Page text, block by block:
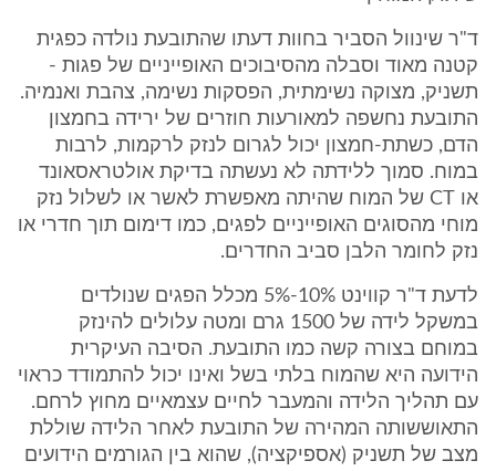
ד"ר שינוול הסביר בחוות דעתו שהתובעת נולדה כפגית
קטנה מאוד וסבלה מהסיבוכים האופייניים של פגות -
תשניק, מצוקה נשימתית, הפסקות נשימה, צהבת ואנמיה.
התובעת נחשפה למאורעות חוזרים של ירידה בחמצון
הדם, כשתת-חמצון יכול לגרום לנזק לרקמות, לרבות
במוח. סמוך ללידתה לא נעשתה בדיקת אולטראסאונד
או CT של המוח שהיתה מאפשרת לאשר או לשלול נזק
מוחי מהסוגים האופייניים לפגים, כמו דימום תוך חדרי או
נזק לחומר הלבן סביב החדרים.
לדעת ד"ר קווינט 5%-10% מכלל הפגים שנולדים
במשקל לידה של 1500 גרם ומטה עלולים להינזק
במוחם בצורה קשה כמו התובעת. הסיבה העיקרית
הידועה היא שהמוח בלתי בשל ואינו יכול להתמודד כראוי
עם תהליך הלידה והמעבר לחיים עצמאיים מחוץ לרחם.
התאוששותה המהירה של התובעת לאחר הלידה שוללת
מצב של תשניק (אספיקציה), שהוא בין הגורמים הידועים